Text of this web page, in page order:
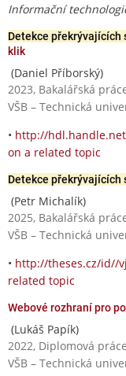
Informační
Detekce překrývajících
klik
(Daniel Příborský)
2023, Bakalářská
VŠB – Technická
• http://
on a related topic
Detekce překrývajících
(Petr Michalík)
2025, Bakalářská
VŠB – Technická
• http://theses.cz/id//
related topic
Webové rozhraní pro
(Lukáš Papík)
2022, Diplomová
VŠB – Technická